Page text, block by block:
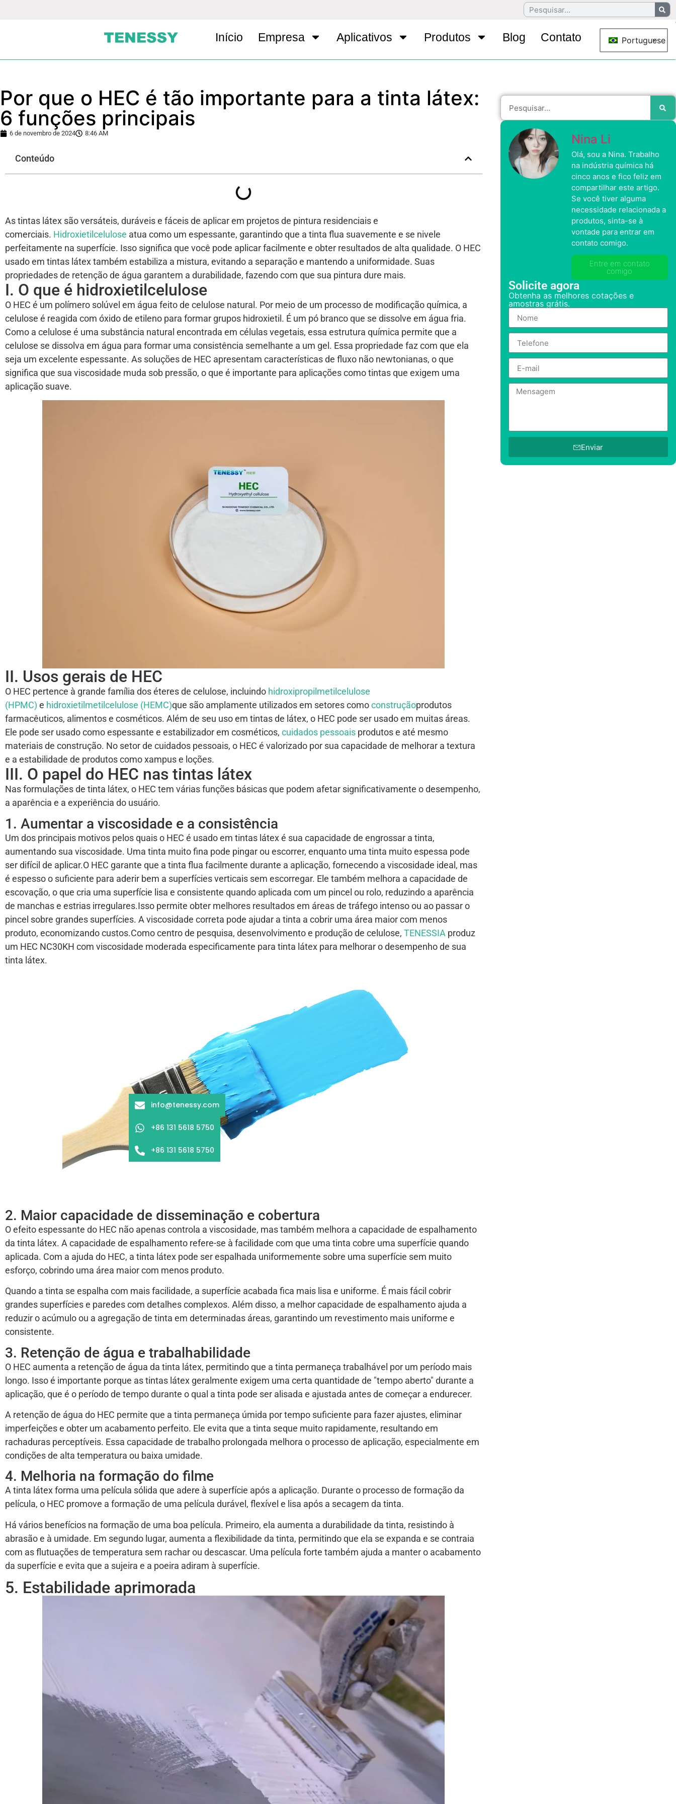
Início Empresa Aplicativos Produtos Blog Contato Portuguese
Por que o HEC é tão importante para a tinta látex:
6 funções principais
6 de novembro de 2024 8:46 AM
Conteúdo
As tintas látex são versáteis, duráveis e fáceis de aplicar em projetos de pintura residenciais e
comerciais. Hidroxietilcelulose atua como um espessante, garantindo que a tinta flua suavemente e se nivele
perfeitamente na superfície. Isso significa que você pode aplicar facilmente e obter resultados de alta qualidade. O HEC
usado em tintas látex também estabiliza a mistura, evitando a separação e mantendo a uniformidade. Suas
propriedades de retenção de água garantem a durabilidade, fazendo com que sua pintura dure mais.
I. O que é hidroxietilcelulose
O HEC é um polímero solúvel em água feito de celulose natural. Por meio de um processo de modificação química, a
celulose é reagida com óxido de etileno para formar grupos hidroxietil. É um pó branco que se dissolve em água fria.
Como a celulose é uma substância natural encontrada em células vegetais, essa estrutura química permite que a
celulose se dissolva em água para formar uma consistência semelhante a um gel. Essa propriedade faz com que ela
seja um excelente espessante. As soluções de HEC apresentam características de fluxo não newtonianas, o que
significa que sua viscosidade muda sob pressão, o que é importante para aplicações como tintas que exigem uma
aplicação suave.
II. Usos gerais de HEC
O HEC pertence à grande família dos éteres de celulose, incluindo hidroxipropilmetilcelulose
(HPMC) e hidroxietilmetilcelulose (HEMC)que são amplamente utilizados em setores comoconstruçãoprodutos
farmacêuticos, alimentos e cosméticos. Além de seu uso em tintas de látex, o HEC pode ser usado em muitas áreas.
Ele pode ser usado como espessante e estabilizador em cosméticos, cuidados pessoais produtos e até mesmo
materiais de construção. No setor de cuidados pessoais, o HEC é valorizado por sua capacidade de melhorar a textura
e a estabilidade de produtos como xampus e loções.
III. O papel do HEC nas tintas látex
Nas formulações de tinta látex, o HEC tem várias funções básicas que podem afetar significativamente o desempenho,
a aparência e a experiência do usuário.
1. Aumentar a viscosidade e a consistência
Um dos principais motivos pelos quais o HEC é usado em tintas látex é sua capacidade de engrossar a tinta,
aumentando sua viscosidade. Uma tinta muito fina pode pingar ou escorrer, enquanto uma tinta muito espessa pode
ser difícil de aplicar.O HEC garante que a tinta flua facilmente durante a aplicação, fornecendo a viscosidade ideal, mas
é espesso o suficiente para aderir bem a superfícies verticais sem escorregar. Ele também melhora a capacidade de
escovação, o que cria uma superfície lisa e consistente quando aplicada com um pincel ou rolo, reduzindo a aparência
de manchas e estrias irregulares.Isso permite obter melhores resultados em áreas de tráfego intenso ou ao passar o
pincel sobre grandes superfícies. A viscosidade correta pode ajudar a tinta a cobrir uma área maior com menos
produto, economizando custos.Como centro de pesquisa, desenvolvimento e produção de celulose, TENESSIA produz
um HEC NC30KH com viscosidade moderada especificamente para tinta látex para melhorar o desempenho de sua
tinta látex.
2. Maior capacidade de disseminação e cobertura
O efeito espessante do HEC não apenas controla a viscosidade, mas também melhora a capacidade de espalhamento
da tinta látex. A capacidade de espalhamento refere-se à facilidade com que uma tinta cobre uma superfície quando
aplicada. Com a ajuda do HEC, a tinta látex pode ser espalhada uniformemente sobre uma superfície sem muito
esforço, cobrindo uma área maior com menos produto.
Quando a tinta se espalha com mais facilidade, a superfície acabada fica mais lisa e uniforme. É mais fácil cobrir
grandes superfícies e paredes com detalhes complexos. Além disso, a melhor capacidade de espalhamento ajuda a
reduzir o acúmulo ou a agregação de tinta em determinadas áreas, garantindo um revestimento mais uniforme e
consistente.
3. Retenção de água e trabalhabilidade
O HEC aumenta a retenção de água da tinta látex, permitindo que a tinta permaneça trabalhável por um período mais
longo. Isso é importante porque as tintas látex geralmente exigem uma certa quantidade de "tempo aberto" durante a
aplicação, que é o período de tempo durante o qual a tinta pode ser alisada e ajustada antes de começar a endurecer.
A retenção de água do HEC permite que a tinta permaneça úmida por tempo suficiente para fazer ajustes, eliminar
imperfeições e obter um acabamento perfeito. Ele evita que a tinta seque muito rapidamente, resultando em
rachaduras perceptíveis. Essa capacidade de trabalho prolongada melhora o processo de aplicação, especialmente em
condições de alta temperatura ou baixa umidade.
4. Melhoria na formação do filme
A tinta látex forma uma película sólida que adere à superfície após a aplicação. Durante o processo de formação da
película, o HEC promove a formação de uma película durável, flexível e lisa após a secagem da tinta.
Há vários benefícios na formação de uma boa película. Primeiro, ela aumenta a durabilidade da tinta, resistindo à
abrasão e à umidade. Em segundo lugar, aumenta a flexibilidade da tinta, permitindo que ela se expanda e se contraia
com as flutuações de temperatura sem rachar ou descascar. Uma película forte também ajuda a manter o acabamento
da superfície e evita que a sujeira e a poeira adiram à superfície.
5. Estabilidade aprimorada
Nina Li
Olá, sou a Nina. Trabalho
na indústria química há
cinco anos e fico feliz em
compartilhar este artigo.
Se você tiver alguma
necessidade relacionada a
produtos, sinta-se à
vontade para entrar em
contato comigo.
Entre em contato
comigo
Solicite agora
Obtenha as melhores cotações e
amostras grátis.
Enviar
info@tenessy.com
+86 131 5618 5750
+86 131 5618 5750